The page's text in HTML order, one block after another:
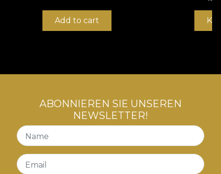
Add to cart
ABONNIEREN SIE UNSEREN
NEWSLETTER!
Name
Email